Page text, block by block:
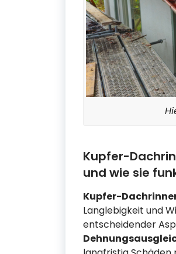
Kupfer-
und wie sie
Kupfer-
Langlebigkeit und
entscheidender